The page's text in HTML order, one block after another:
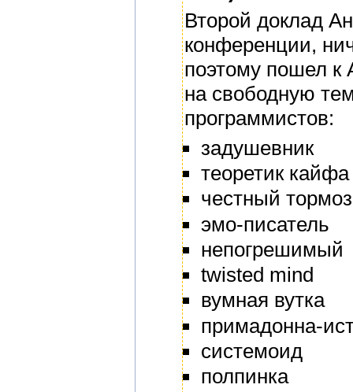
Второй доклад
конференции,
поэтому пошел
на свободную
программистов:
задушевник
теоретик кайфа
честный тормоз
эмо-писатель
непогрешимый
twisted mind
вумная вутка
примадонна-
системоид
полпинка